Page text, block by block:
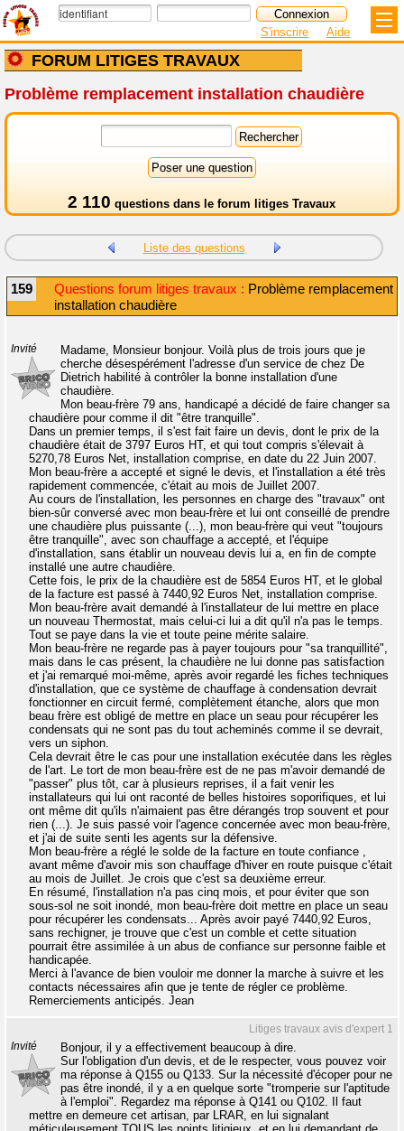
FORUM LITIGES TRAVAUX
S'inscrire Aide
Problème remplacement installation chaudière
2 110 questions dans le forum litiges Travaux
Liste des questions
159 Questions forum litiges travaux : Problème remplacement
installation chaudière
Invité
Madame, Monsieur bonjour. Voilà plus de trois jours que je
cherche désespérément l'adresse d'un service de chez De
Dietrich habilité à contrôler la bonne installation d'une
chaudière.
Mon beau-frère 79 ans, handicapé a décidé de faire changer sa
chaudière pour comme il dit "être tranquille".
Dans un premier temps, il s'est fait faire un devis, dont le prix de la
chaudière était de 3797 Euros HT, et qui tout compris s'élevait à
5270,78 Euros Net, installation comprise, en date du 22 Juin 2007.
Mon beau-frère a accepté et signé le devis, et l'installation a été très
rapidement commencée, c'était au mois de Juillet 2007.
Au cours de l'installation, les personnes en charge des "travaux" ont
bien-sûr conversé avec mon beau-frère et lui ont conseillé de prendre
une chaudière plus puissante (...), mon beau-frère qui veut "toujours
être tranquille", avec son chauffage a accepté, et l'équipe
d'installation, sans établir un nouveau devis lui a, en fin de compte
installé une autre chaudière.
Cette fois, le prix de la chaudière est de 5854 Euros HT, et le global
de la facture est passé à 7440,92 Euros Net, installation comprise.
Mon beau-frère avait demandé à l'installateur de lui mettre en place
un nouveau Thermostat, mais celui-ci lui a dit qu'il n'a pas le temps.
Tout se paye dans la vie et toute peine mérite salaire.
Mon beau-frère ne regarde pas à payer toujours pour "sa tranquillité",
mais dans le cas présent, la chaudière ne lui donne pas satisfaction
et j'ai remarqué moi-même, après avoir regardé les fiches techniques
d'installation, que ce système de chauffage à condensation devrait
fonctionner en circuit fermé, complètement étanche, alors que mon
beau frère est obligé de mettre en place un seau pour récupérer les
condensats qui ne sont pas du tout acheminés comme il se devrait,
vers un siphon.
Cela devrait être le cas pour une installation exécutée dans les règles
de l'art. Le tort de mon beau-frère est de ne pas m'avoir demandé de
"passer" plus tôt, car à plusieurs reprises, il a fait venir les
installateurs qui lui ont raconté de belles histoires soporifiques, et lui
ont même dit qu'ils n'aimaient pas être dérangés trop souvent et pour
rien (...). Je suis passé voir l'agence concernée avec mon beau-frère,
et j'ai de suite senti les agents sur la défensive.
Mon beau-frère a réglé le solde de la facture en toute confiance ,
avant même d'avoir mis son chauffage d'hiver en route puisque c'était
au mois de Juillet. Je crois que c'est sa deuxième erreur.
En résumé, l'installation n'a pas cinq mois, et pour éviter que son
sous-sol ne soit inondé, mon beau-frère doit mettre en place un seau
pour récupérer les condensats... Après avoir payé 7440,92 Euros,
sans rechigner, je trouve que c'est un comble et cette situation
pourrait être assimilée à un abus de confiance sur personne faible et
handicapée.
Merci à l'avance de bien vouloir me donner la marche à suivre et les
contacts nécessaires afin que je tente de régler ce problème.
Remerciements anticipés. Jean
Litiges travaux avis d'expert 1
Invité
Bonjour, il y a effectivement beaucoup à dire.
Sur l'obligation d'un devis, et de le respecter, vous pouvez voir
ma réponse à Q155 ou Q133. Sur la nécessité d'écoper pour ne
pas être inondé, il y a en quelque sorte "tromperie sur l'aptitude
à l'emploi". Regardez ma réponse à Q141 ou Q102. Il faut
mettre en demeure cet artisan, par LRAR, en lui signalant